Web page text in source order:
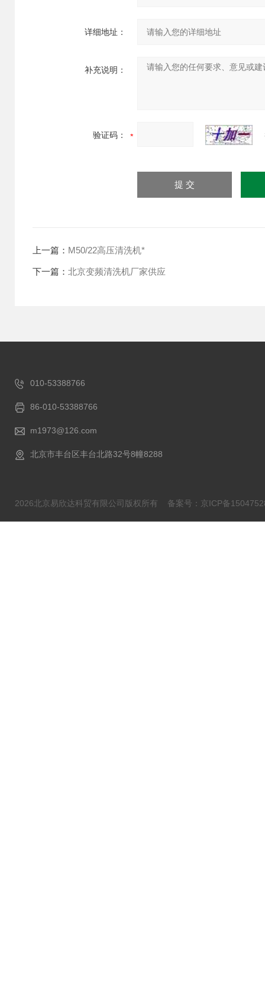
详细地址：
补充说明：
验证码：
上一篇： M50/22高压清洗机*
下一篇： 北京变频清洗机厂家供应
010-53388766
86-010-53388766
m1973@126.com
北京市丰台区丰台北路32号8幢8288
2026北京易欣达科贸有限公司版权所有 备案号：京ICP备